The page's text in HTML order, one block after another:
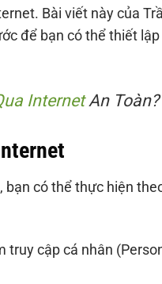
Bài viết này của
để bạn có thể thiết
InternetAn Toàn?
bạn có thể thực hiện
cập cá nhân